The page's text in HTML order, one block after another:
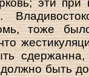
эти при
тоже
быть